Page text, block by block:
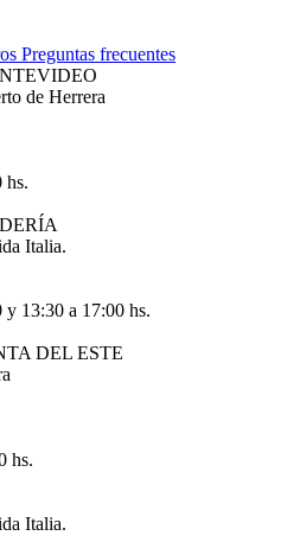
Preguntas frecuentes
de Herrera
hs.
Italia.
y 13:30 a 17:00 hs.
DEL ESTE
hs.
Italia.